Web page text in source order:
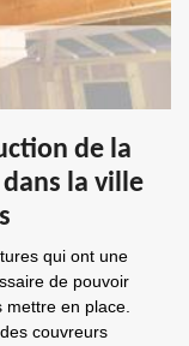
de la
la ville
qui ont une
de pouvoir
en place.
couvreurs